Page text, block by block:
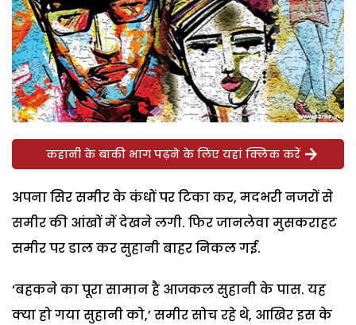
कहानी के बाकी भाग पढ़ने के लिए यहां क्लिक करें
अपना सिर समीर के कंधों पर टिका कर, मदभरी नजरों से
समीर की आंखों में देखने लगी. फिर जानलेवा मुसकराहट
समीर पर डाल कर सुहानी बाहर निकल गई.
‘बहकने का पूरा सामान है आजकल सुहानी के पास. यह
क्या हो गया सुहानी को,’ समीर सोच रहे थे, आखिर इस के